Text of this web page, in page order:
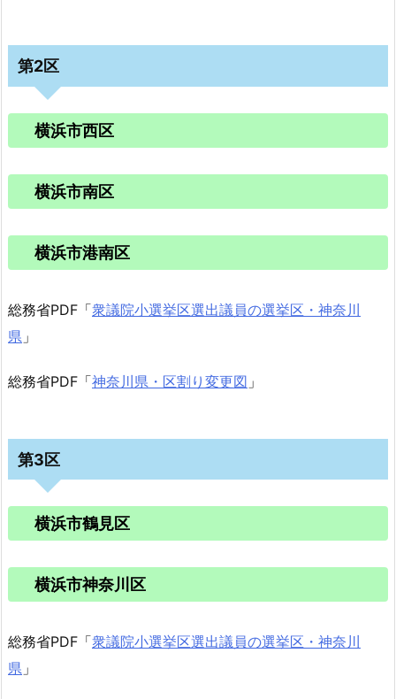
第2区
横浜市西区
横浜市南区
横浜市港南区
総務省PDF「衆議院小選挙区選出議員の選挙区・神奈川
県 」
総務省PDF「神奈川県・区割り変更図 」
第3区
横浜市鶴見区
横浜市神奈川区
総務省PDF「衆議院小選挙区選出議員の選挙区・神奈川
県 」